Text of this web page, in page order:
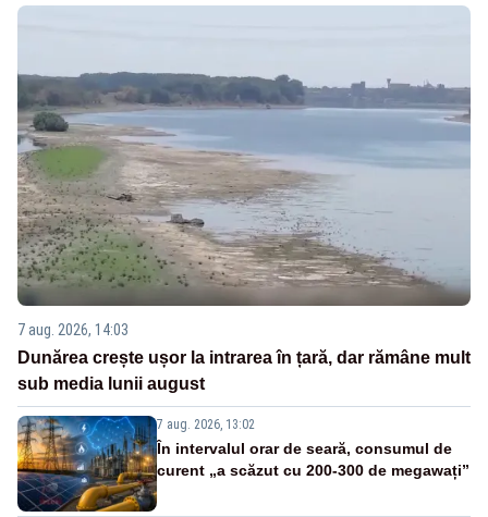
7 aug. 2026, 14:03
Dunărea crește ușor la intrarea în țară, dar rămâne mult
sub media lunii august
7 aug. 2026, 13:02
În intervalul orar de seară, consumul de
curent „a scăzut cu 200-300 de megawați”